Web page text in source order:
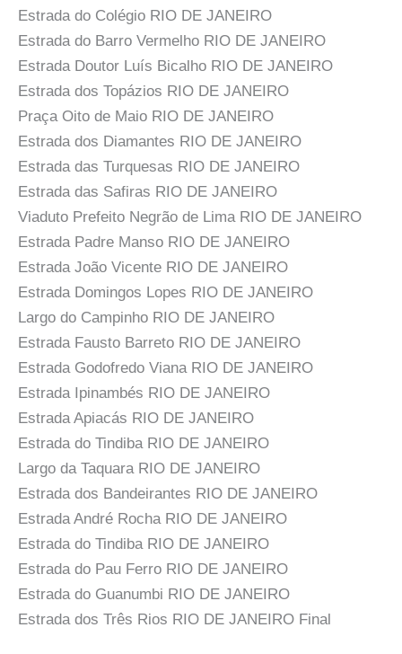
Estrada do Colégio RIO DE JANEIRO
Estrada do Barro Vermelho RIO DE JANEIRO
Estrada Doutor Luís Bicalho RIO DE JANEIRO
Estrada dos Topázios RIO DE JANEIRO
Praça Oito de Maio RIO DE JANEIRO
Estrada dos Diamantes RIO DE JANEIRO
Estrada das Turquesas RIO DE JANEIRO
Estrada das Safiras RIO DE JANEIRO
Viaduto Prefeito Negrão de Lima RIO DE JANEIRO
Estrada Padre Manso RIO DE JANEIRO
Estrada João Vicente RIO DE JANEIRO
Estrada Domingos Lopes RIO DE JANEIRO
Largo do Campinho RIO DE JANEIRO
Estrada Fausto Barreto RIO DE JANEIRO
Estrada Godofredo Viana RIO DE JANEIRO
Estrada Ipinambés RIO DE JANEIRO
Estrada Apiacás RIO DE JANEIRO
Estrada do Tindiba RIO DE JANEIRO
Largo da Taquara RIO DE JANEIRO
Estrada dos Bandeirantes RIO DE JANEIRO
Estrada André Rocha RIO DE JANEIRO
Estrada do Tindiba RIO DE JANEIRO
Estrada do Pau Ferro RIO DE JANEIRO
Estrada do Guanumbi RIO DE JANEIRO
Estrada dos Três Rios RIO DE JANEIRO Final